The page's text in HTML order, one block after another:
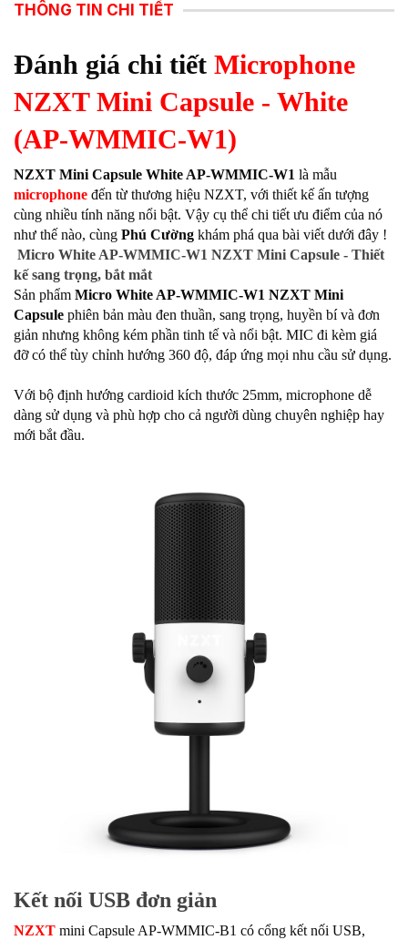
THÔNG TIN CHI TIẾT
Đánh giá chi tiết Microphone
NZXT Mini Capsule - White
(AP-WMMIC-W1)
NZXT Mini Capsule White AP-WMMIC-W1 là mẫu
microphone đến từ thương hiệu NZXT, với thiết kế ấn tượng
cùng nhiều tính năng nổi bật. Vậy cụ thể chi tiết ưu điểm của nó
như thế nào, cùng Phú Cường khám phá qua bài viết dưới đây !
Micro White AP-WMMIC-W1 NZXT Mini Capsule - Thiết
kế sang trọng, bắt mắt
Sản phẩm Micro White AP-WMMIC-W1 NZXT Mini
Capsule phiên bản màu đen thuần, sang trọng, huyền bí và đơn
giản nhưng không kém phần tinh tế và nổi bật. MIC đi kèm giá
đỡ có thể tùy chỉnh hướng 360 độ, đáp ứng mọi nhu cầu sử dụng.
Với bộ định hướng cardioid kích thước 25mm, microphone dễ
dàng sử dụng và phù hợp cho cả người dùng chuyên nghiệp hay
mới bắt đầu.
Kết nối USB đơn giản
NZXT mini Capsule AP-WMMIC-B1 có cổng kết nối USB,